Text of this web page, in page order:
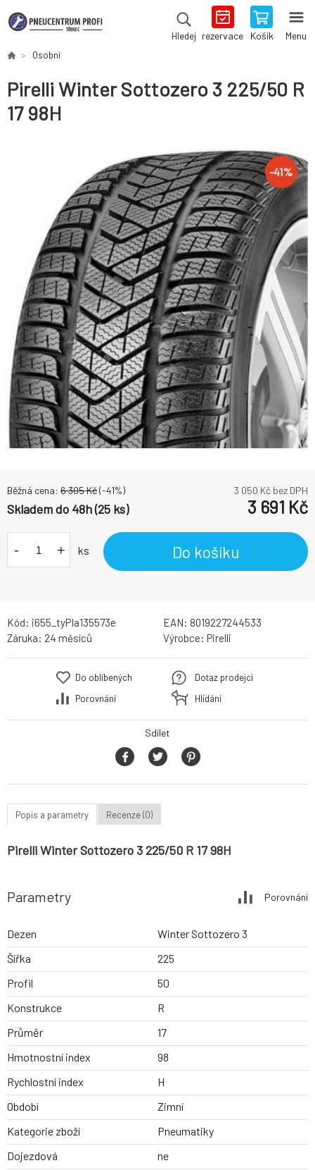
Hledej rezervace Košík Menu
Osobní
Pirelli Winter Sottozero 3 225/50 R
17 98H
-41%
Běžná cena: 6 305Kč(-41%) 3 050 Kč bez DPH
Skladem do 48h (25 ks) 3 691 Kč
- + ks Do košíku
Kód: i655_tyPIa135573e EAN: 8019227244533
Záruka: 24 měsíců Výrobce: Pirelli
Do oblíbených
Porovnání
Dotaz prodejci
Hlídání
Sdílet
Popis a parametry Recenze (0)
Pirelli Winter Sottozero 3 225/50 R 17 98H
Parametry Porovnání
Dezen
Winter Sottozero 3
Šířka
225
Profil
50
Konstrukce
R
Průměr
17
Hmotnostní index
98
Rychlostní index
H
Období
Zimní
Kategorie zboží
Pneumatiky
Dojezdová
ne